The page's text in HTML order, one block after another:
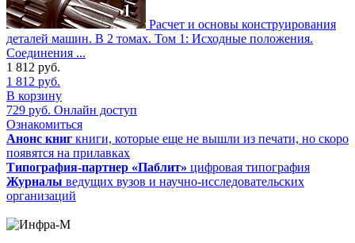
Расчет и основы конструирования
деталей машин. В 2 томах. Том 1: Исходные положения.
Соединения ...
1 812 руб.
1 812 руб.
В корзину
729 руб. Онлайн доступ
Ознакомиться
Анонс книг книги, которые еще не вышли из печати, но скоро
появятся на прилавках
Типография-партнер «Паблит» цифровая типография
Журналы ведущих вузов и научно-исследовательских
организаций